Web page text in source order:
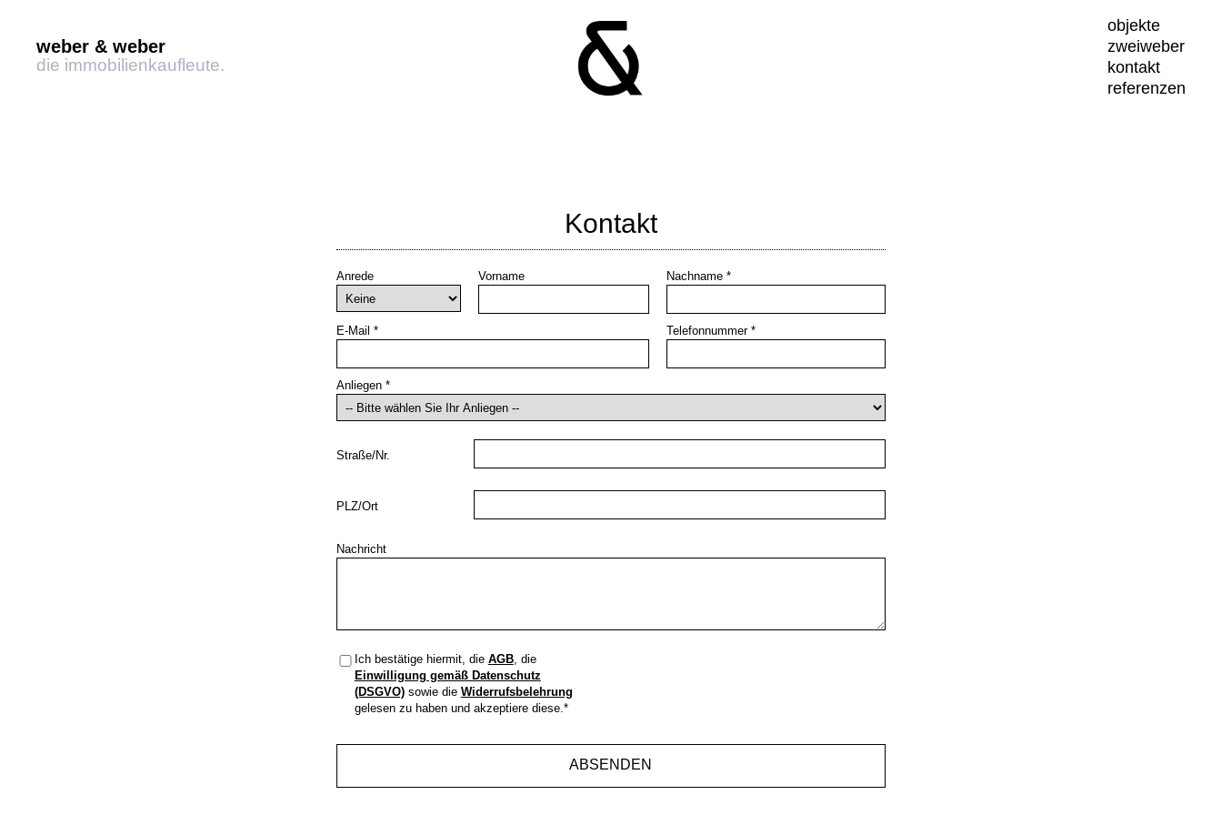
weber & weber
die immobilienkaufleute.
objekte
zweiweber
kontakt
referenzen
Kontakt
Anrede Vorname Nachname*
E-Mail * Telefonnummer*
Anliegen *
Straße/Nr.
PLZ/Ort
Nachricht
Ich bestätige hiermit, die AGB, die
Einwilligung gemäß Datenschutz
(DSGVO)sowie die Widerrufsbelehrung
gelesen zu haben und akzeptiere diese.*
ABSENDEN